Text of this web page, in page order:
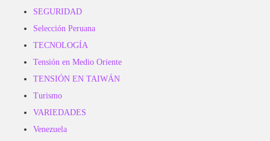
SEGURIDAD
Selección Peruana
TECNOLOGÍA
Tensión en Medio Oriente
TENSIÓN EN TAIWÁN
Turismo
VARIEDADES
Venezuela